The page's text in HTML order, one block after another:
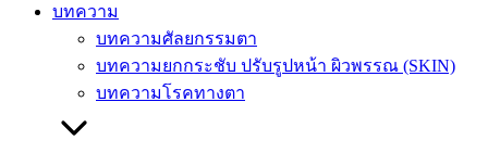
บทความ
บทความศัลยกรรมตา
บทความยกกระชับ ปรับรูปหน้า ผิวพรรณ (SKIN)
บทความโรคทางตา